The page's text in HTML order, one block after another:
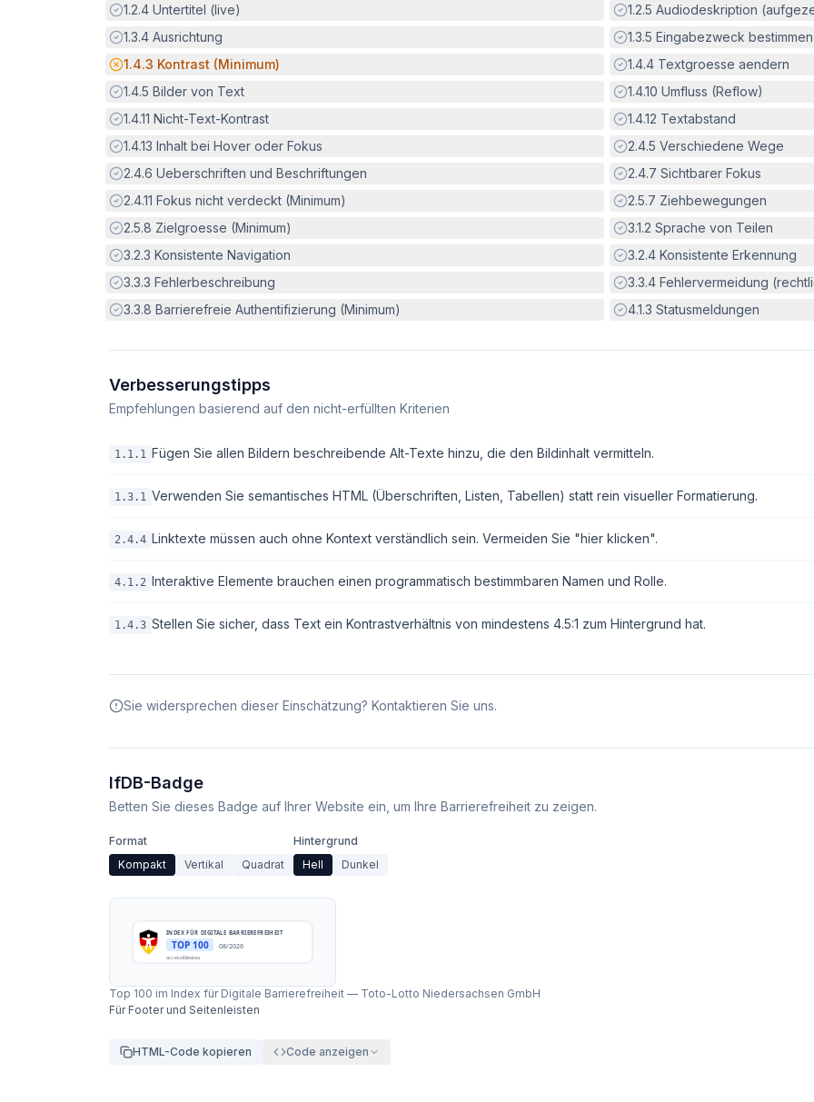
Erfüllt:
1.2.4 Untertitel (live) Erfüllt:
1.2.5 Audiodeskription
Erfüllt:
1.3.4 Ausrichtung Erfüllt:
1.3.5 Eingabezweck bestimmen
Potenzielle Barriere:
1.4.3 Kontrast (Minimum) Erfüllt:
1.4.4 Textgroesse aendern
Erfüllt:
1.4.5 Bilder von Text Erfüllt:
1.4.10 Umfluss (Reflow)
Erfüllt:
1.4.11 Nicht-Text-Kontrast Erfüllt:
1.4.12 Textabstand
Erfüllt:
1.4.13 Inhalt bei Hover oder Fokus Erfüllt:
2.4.5 Verschiedene Wege
Erfüllt:
2.4.6 Ueberschriften und Beschriftungen Erfüllt:
2.4.7 Sichtbarer Fokus
Erfüllt:
2.4.11 Fokus nicht verdeckt (Minimum) Erfüllt:
2.5.7 Ziehbewegungen
Erfüllt:
2.5.8 Zielgroesse (Minimum) Erfüllt:
3.1.2 Sprache von Teilen
Erfüllt:
3.2.3 Konsistente Navigation Erfüllt:
3.2.4 Konsistente Erkennung
Erfüllt:
3.3.3 Fehlerbeschreibung Erfüllt:
3.3.4 Fehlervermeidung
Erfüllt:
3.3.8 Barrierefreie Authentifizierung (Minimum) Erfüllt:
4.1.3 Statusmeldungen
Verbesserungstipps
Empfehlungen basierend auf den nicht-erfüllten Kriterien
1.1.1 Fügen Sie allen Bildern beschreibende Alt-Texte hinzu, die den Bildinhalt vermitteln.
1.3.1 Verwenden Sie semantisches HTML (Überschriften, Listen, Tabellen) statt rein visueller Formatierung.
2.4.4 Linktexte müssen auch ohne Kontext verständlich sein. Vermeiden Sie "hier klicken".
4.1.2 Interaktive Elemente brauchen einen programmatisch bestimmbaren Namen und Rolle.
1.4.3 Stellen Sie sicher, dass Text ein Kontrastverhältnis von mindestens 4.5:1 zum Hintergrund hat.
Sie widersprechen dieser Einschätzung? Kontaktieren Sie uns.
IfDB-Badge
Betten Sie dieses Badge auf Ihrer Website ein, um Ihre Barrierefreiheit zu zeigen.
Format
Kompakt
Vertikal Quadrat
Hintergrund
Hell
Dunkel
INDEX FÜR DIGITALE BARRIEREFREIHEIT
TOP 100 08/2026
accessibleai.eu
Top 100 im Index für Digitale Barrierefreiheit — Toto-Lotto Niedersachsen GmbH
Für Footer und Seitenleisten
HTML-Code kopieren Code anzeigen